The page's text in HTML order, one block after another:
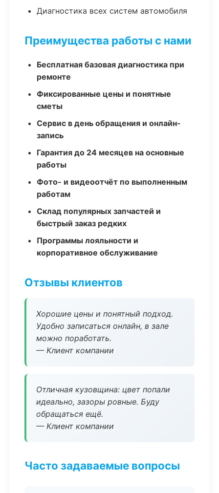
Диагностика всех систем автомобиля
Преимущества работы с нами
Бесплатная базовая диагностика при
ремонте
Фиксированные цены и понятные
сметы
Сервис в день обращения и онлайн-
запись
Гарантия до 24 месяцев на основные
работы
Фото- и видеоотчёт по выполненным
работам
Склад популярных запчастей и
быстрый заказ редких
Программы лояльности и
корпоративное обслуживание
Отзывы клиентов
Хорошие цены и понятный подход.
Удобно записаться онлайн, в зале
можно поработать.
— Клиент компании
Отличная кузовщина: цвет попали
идеально, зазоры ровные. Буду
обращаться ещё.
— Клиент компании
Часто задаваемые вопросы